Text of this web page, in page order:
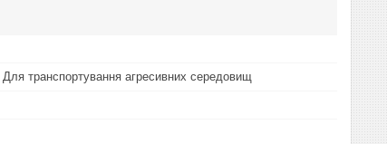
транспортування агресивних середовищ